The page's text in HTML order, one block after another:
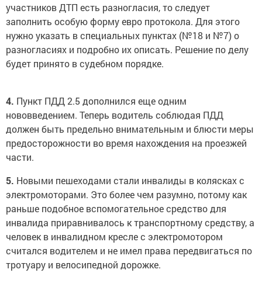
участников ДТП есть разногласия, то следует
заполнить особую форму евро протокола. Для этого
нужно указать в специальных пунктах (№18 и №7) о
разногласиях и подробно их описать. Решение по делу
будет принято в судебном порядке.
4. Пункт ПДД 2.5 дополнился еще одним
нововведением. Теперь водитель соблюдая ПДД
должен быть предельно внимательным и блюсти меры
предосторожности во время нахождения на проезжей
части.
5. Новыми пешеходами стали инвалиды в колясках с
электромоторами. Это более чем разумно, потому как
раньше подобное вспомогательное средство для
инвалида приравнивалось к транспортному средству, а
человек в инвалидном кресле с электромотором
считался водителем и не имел права передвигаться по
тротуару и велосипедной дорожке.